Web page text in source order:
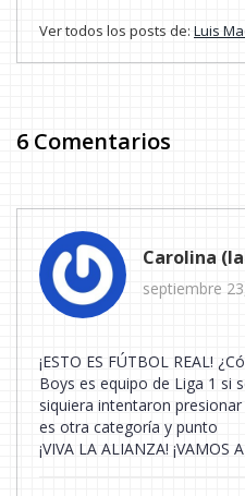
Ver todos los posts de: Luis
6 Comentarios
Carolina
septiembre
¡ESTO ES FÚTBOL REAL!
Boys es equipo de Liga 1 si
siquiera intentaron
es otra categoría y punto
¡VIVA LA ALIANZA! ¡VAMOS